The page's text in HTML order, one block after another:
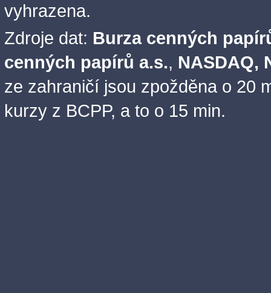
vyhrazena.
Zdroje dat: Burza cenných
cenných papírů a.s., NASDAQ,
ze zahraničí jsou zpožděna o 20
kurzy z BCPP, a to o 15 min.